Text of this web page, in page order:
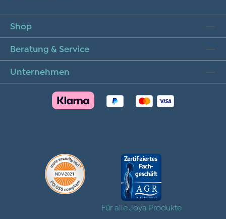
Shop
Beratung & Service
Unternehmen
Für alle Joya Produkte